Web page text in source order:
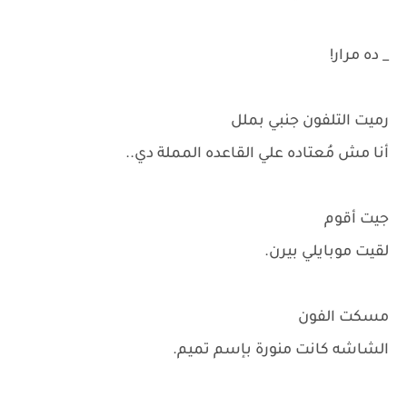
_ ده مرار!
رميت التلفون جنبي بملل
أنا مش مُعتاده علي القاعده المملة دي..
جيت أقوم
لقيت موبايلي بيرن.
مسكت الفون
الشاشه كانت منورة بإسم تميم.